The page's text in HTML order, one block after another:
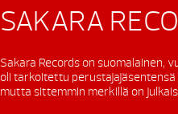
SAKARA
Sakara Records on suomalainen,
oli tarkoitettu
mutta sittemmin merkillä on